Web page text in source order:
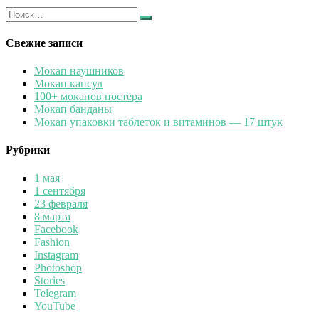
Искать:
Найти
Свежие записи
Мокап наушников
Мокап капсул
100+ мокапов постера
Мокап банданы
Мокап упаковки таблеток и витаминов — 17 штук
Рубрики
1 мая
1 сентября
23 февраля
8 марта
Facebook
Fashion
Instagram
Photoshop
Stories
Telegram
YouTube